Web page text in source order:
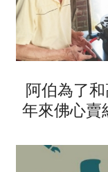
阿伯為了
年來佛心賣